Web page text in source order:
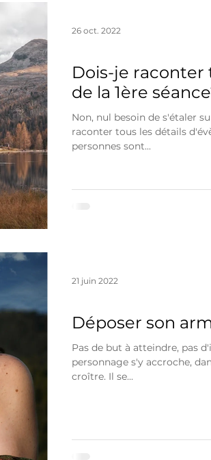
Dois-je raconter
de la 1ère
Non, nul besoin de s'étaler
raconter tous les détails
personnes sont...
26 oct. 2022
Déposer son
Pas de but à atteindre, pas
personnage s'y accroche,
croître. Il se...
21 juin 2022